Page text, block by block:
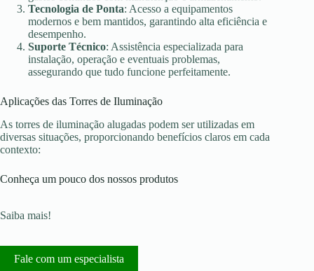
Tecnologia de Ponta: Acesso a equipamentos
modernos e bem mantidos, garantindo alta eficiência e
desempenho.
Suporte Técnico: Assistência especializada para
instalação, operação e eventuais problemas,
assegurando que tudo funcione perfeitamente.
Aplicações das Torres de Iluminação
As torres de iluminação alugadas podem ser utilizadas em
diversas situações, proporcionando benefícios claros em cada
contexto:
Conheça um pouco dos nossos produtos
Saiba mais!
Fale com um especialista